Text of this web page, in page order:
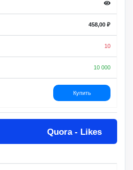
458,00 ₽
10
10 000
Купить
Quora - Likes